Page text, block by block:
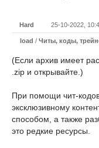
Hard 25-10-2022,
load / Читы, коды,
(Если архив имеет
.zip и открывайте.)
При помощи чит-
эксклюзивному
способом, а также
это редкие ресурсы.